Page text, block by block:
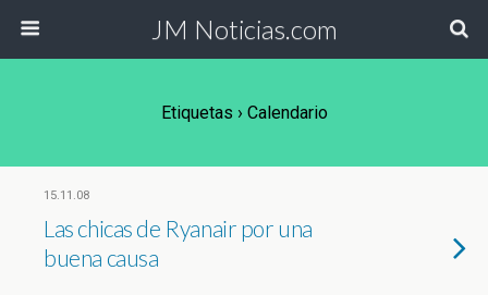
JM Noticias.com
Etiquetas › Calendario
15.11.08
Las chicas de Ryanair por una
buena causa